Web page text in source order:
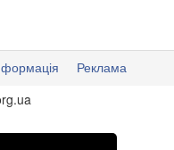
Реклама